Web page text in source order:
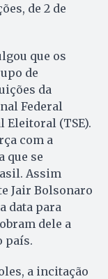
de 2 de
que os
de
da
Federal
Eleitoral (TSE).
com a
que se
Assim
Jair Bolsonaro
data para
dele a
país.
a incitação